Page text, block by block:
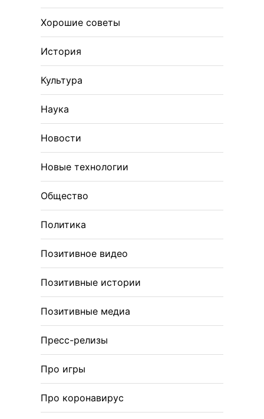
Хорошие советы
История
Культура
Наука
Новости
Новые технологии
Общество
Политика
Позитивное видео
Позитивные истории
Позитивные медиа
Пресс-релизы
Про игры
Про коронавирус